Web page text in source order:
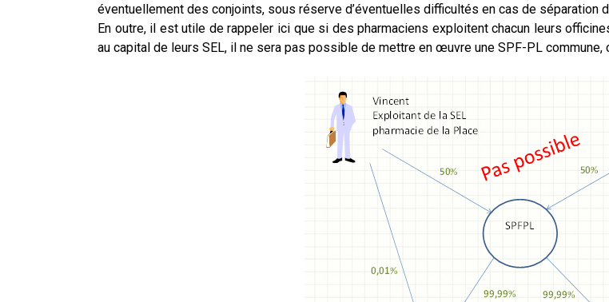
éventuellement des conjoints, sous réserve d’éventuelles difficultés en cas de séparation
En outre, il est utile de rappeler ici que si des pharmaciens exploitent chacun leurs
au capital de leurs SEL, il ne sera pas possible de mettre en œuvre une SPF-PL commune,